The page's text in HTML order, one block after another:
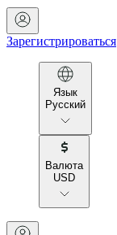
Зарегистрироваться
Язык
Русский
Валюта
USD